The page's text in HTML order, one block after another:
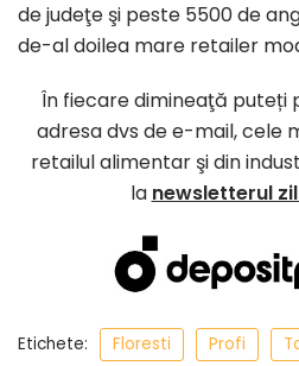
de judeţe şi peste 5500 de
de-al doilea mare retailer
În fiecare dimineaţă puteți
adresa dvs de e-mail, cele
retailul alimentar şi din
la newsletterul
Etichete: Floresti Profi